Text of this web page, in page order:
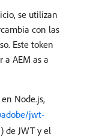
se utilizan
con las
Este token
a AEM as a
Node.js,
jwt-
de JWT y el